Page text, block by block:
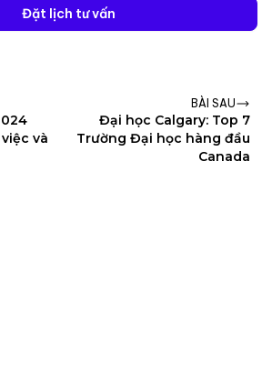
Đặt lịch tư vấn
và
BÀI SAU
Đại học Calgary: Top 7
Trường Đại học hàng đầu
Canada